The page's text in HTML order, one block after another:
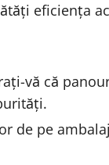
eficiența
vă că
de pe